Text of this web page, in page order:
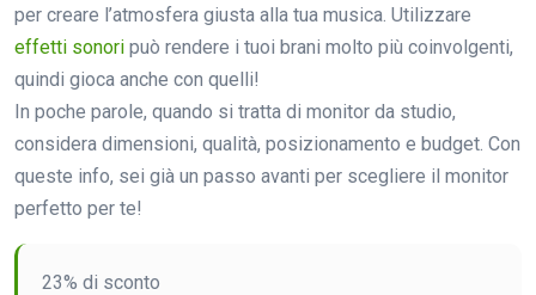
per creare l’atmosfera giusta alla tua musica. Utilizzare
effetti sonori può rendere i tuoi brani molto più coinvolgenti,
quindi gioca anche con quelli!
In poche parole, quando si tratta di monitor da studio,
considera dimensioni, qualità, posizionamento e budget. Con
queste info, sei già un passo avanti per scegliere il monitor
perfetto per te!
23% di sconto